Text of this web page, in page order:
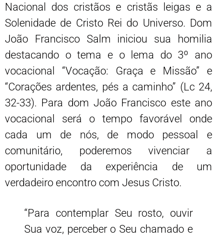
Nacional dos cristãos e cristãs leigas e a
Solenidade de Cristo Rei do Universo. Dom
João Francisco Salm iniciou sua homilia
destacando o tema e o lema do 3º ano
vocacional “Vocação: Graça e Missão” e
“Corações ardentes, pés a caminho” (Lc 24,
32-33). Para dom João Francisco este ano
vocacional será o tempo favorável onde
cada um de nós, de modo pessoal e
comunitário, poderemos vivenciar a
oportunidade da experiência de um
verdadeiro encontro com Jesus Cristo.
“Para contemplar Seu rosto, ouvir
Sua voz, perceber o Seu chamado e